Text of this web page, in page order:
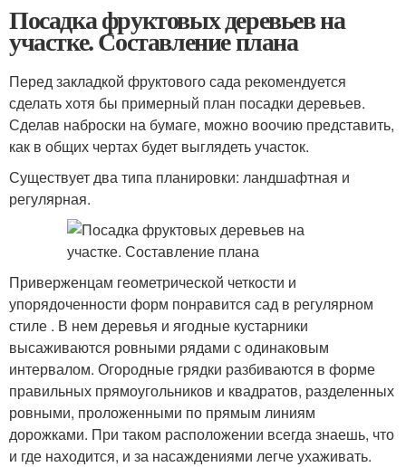
Посадка фруктовых деревьев на
участке. Составление плана
Перед закладкой фруктового сада рекомендуется
сделать хотя бы примерный план посадки деревьев.
Сделав наброски на бумаге, можно воочию представить,
как в общих чертах будет выглядеть участок.
Существует два типа планировки: ландшафтная и
регулярная.
Приверженцам геометрической четкости и
упорядоченности форм понравится сад в регулярном
стиле . В нем деревья и ягодные кустарники
высаживаются ровными рядами с одинаковым
интервалом. Огородные грядки разбиваются в форме
правильных прямоугольников и квадратов, разделенных
ровными, проложенными по прямым линиям
дорожками. При таком расположении всегда знаешь, что
и где находится, и за насаждениями легче ухаживать.